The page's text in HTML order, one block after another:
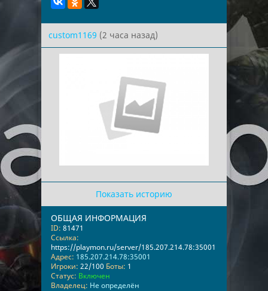
custom1169 (2 часа назад)
Показать историю
ОБЩАЯ ИНФОРМАЦИЯ
ID: 81471
Ссылка:
https://playmon.ru/server/185.207.214.78:35001
Адрес: 185.207.214.78:35001
Игроки: 22/100 Боты: 1
Статус: Включен
Владелец: Не определён